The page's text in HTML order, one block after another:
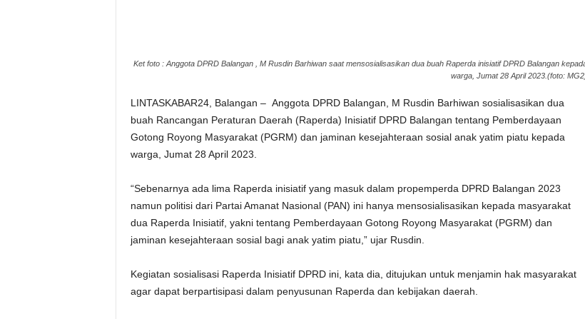
Ket foto : Anggota DPRD Balangan , M Rusdin Barhiwan saat mensosialisasikan dua buah Raperda inisiatif DPRD Balangan
warga, Jumat 28 April 2023.(foto:
LINTASKABAR24, Balangan – Anggota DPRD Balangan, M Rusdin Barhiwan sosialisasikan dua
buah Rancangan Peraturan Daerah (Raperda) Inisiatif DPRD Balangan tentang Pemberdayaan
Gotong Royong Masyarakat (PGRM) dan jaminan kesejahteraan sosial anak yatim piatu kepada
warga, Jumat 28 April 2023.
“Sebenarnya ada lima Raperda inisiatif yang masuk dalam propemperda DPRD Balangan 2023
namun politisi dari Partai Amanat Nasional (PAN) ini hanya mensosialisasikan kepada masyarakat
dua Raperda Inisiatif, yakni tentang Pemberdayaan Gotong Royong Masyarakat (PGRM) dan
jaminan kesejahteraan sosial bagi anak yatim piatu,” ujar Rusdin.
Kegiatan sosialisasi Raperda Inisiatif DPRD ini, kata dia, ditujukan untuk menjamin hak masyarakat
agar dapat berpartisipasi dalam penyusunan Raperda dan kebijakan daerah.